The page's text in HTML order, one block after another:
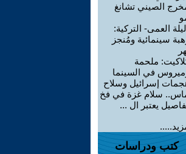
الصيني تشانغ
العمى- التركية:
سينمائية ومُنجز
ملحمة
في السينما
إسرائيل وسلاح
سلام غزة في فخ
يعتبر ال ...
كتب ودراسات